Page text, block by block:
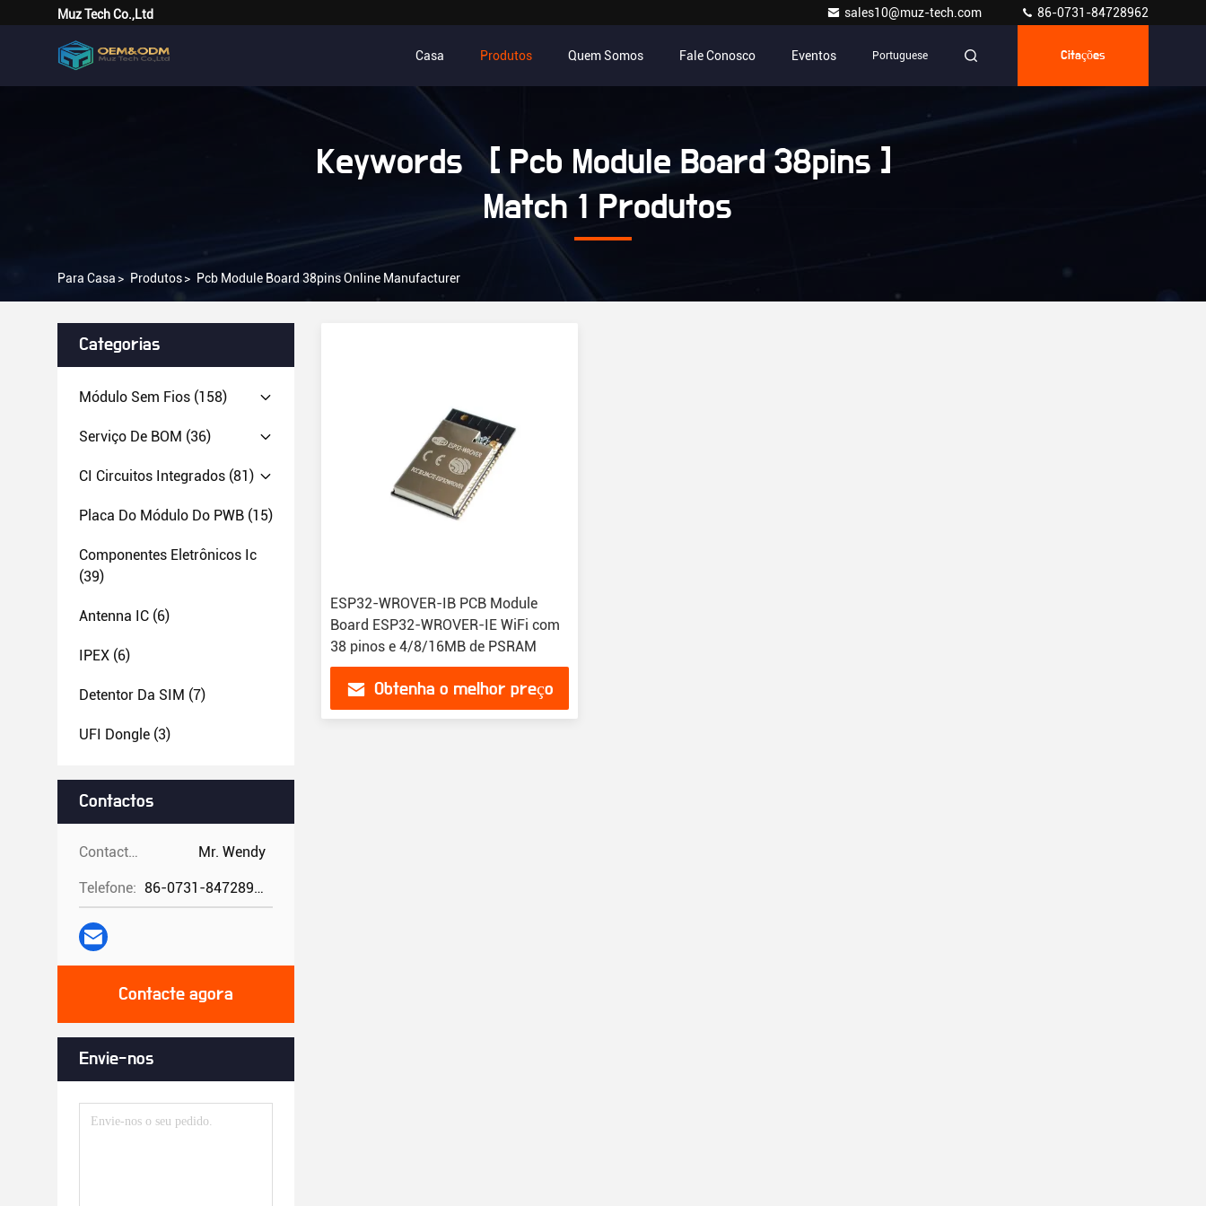
Muz Tech Co.,Ltd sales10@muz-tech.com 86-0731-84728962
Casa Produtos Quem Somos Fale Conosco Eventos Portuguese Citações
Keywords [ Pcb Module Board 38pins ]
Match 1 Produtos
Para Casa > Produtos> Pcb Module Board 38pins Online Manufacturer
Categorias
Módulo Sem Fios (158)
Serviço De BOM (36)
CI Circuitos Integrados (81)
Placa Do Módulo Do PWB (15)
Componentes Eletrônicos Ic
(39)
Antenna IC (6)
IPEX (6)
Detentor Da SIM (7)
UFI Dongle (3)
Contactos
Contactos: Mr. Wendy
Telefone: 86-0731-84728962
Contacte agora
Envie-nos
ESP32-WROVER-IB PCB Module
Board ESP32-WROVER-IE WiFi com
38 pinos e 4/8/16MB de PSRAM
Obtenha o melhor preço